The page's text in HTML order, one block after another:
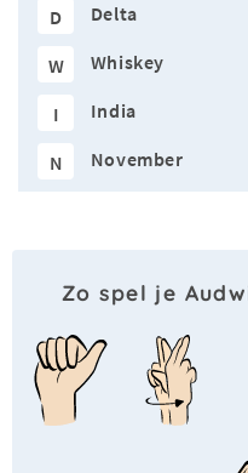
D Delta
W Whiskey
I India
N November
Zo spel je